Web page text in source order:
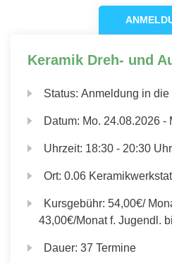
Keramik Dreh- und
Status:Anmeldung in die
Datum: Mo. 24.08.2026 -
Uhrzeit: 18:30 - 20:30 Uhr
Ort:0.06
Kursgebühr:54,00€/
43,00€/Monat f. Jugendl.
Dauer:37 Termine